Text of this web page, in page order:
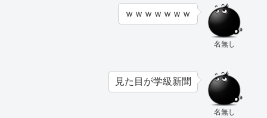
名無し
ｗｗｗｗｗｗｗ
名無し
見た目が学級新聞